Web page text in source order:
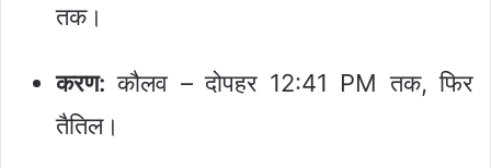
तक।
करण: कौलव – दोपहर 12:41 PM तक, फिर
तैतिल।